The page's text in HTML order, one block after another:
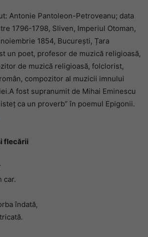
Antonie Pantoleon-Petroveanu; data
1796-1798, Sliven, Imperiul Otoman,
1854, București, Țara
un poet, profesor de muzică religioasă,
de muzică religioasă, folclorist,
compozitor al muzicii imnului
fost supranumit de Mihai Eminescu
ca un proverb” în poemul Epigonii.
flecării
car.
îndată,